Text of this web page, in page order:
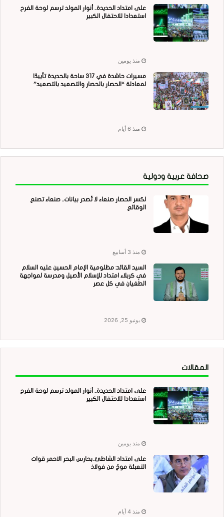
على امتداد الحديدة.. أنوار المولد ترسم لوحة الفرح
استعدادا للاحتفال الكبير
منذ يومين
مسيرات حاشدة في 317 ساحة بالحديدة تأييدًا
لمعادلة “الحصار بالحصار والتصعيد بالتصعيد”
منذ 6 أيام
صحافة عربية ودولية
لكسر الحصار صنعاء لا تُصدر بيانات.. صنعاء تصنع
الوقائع
منذ 3 أسابيع
السيد القائد: مظلومية الإمام الحسين عليه السلام
في كربلاء امتداد للإسلام الأصيل ومدرسة لمواجهة
الطغيان في كل عصر
يونيو 25, 2026
المقالات
على امتداد الحديدة.. أنوار المولد ترسم لوحة الفرح
استعدادا للاحتفال الكبير
منذ يومين
على امتداد الشاطئ..بحارس البحر الاحمر قوات
التعبئة موجٌ من فولاذ
منذ 4 أيام